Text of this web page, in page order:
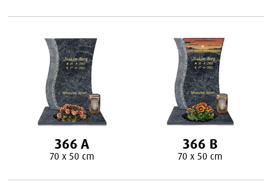
366 A
70 x 50 cm
366 B
70 x 50 cm